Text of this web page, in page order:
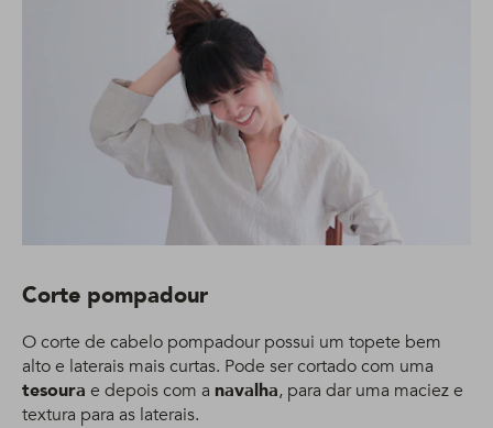
Corte pompadour
O corte de cabelo pompadour possui um topete bem
alto e laterais mais curtas. Pode ser cortado com uma
tesoura e depois com a navalha, para dar uma maciez e
textura para as laterais.